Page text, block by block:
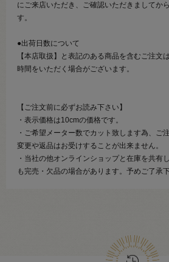
にご来店いただき、ご確認いただきましてか
す。
●出荷日数について
【本店取扱】と表記のある商品を含むご注文
時間をいただく場合がございます。
【ご注文前に必ずお読み下さい】
・表示価格は10cmの価格です。
・ご希望メーター数でカット致します為、ご
変更や返品はお受けすることが出来ません。
・当社の他オンラインショップと在庫を共有
も完売・欠品の場合があります。予めご了承下